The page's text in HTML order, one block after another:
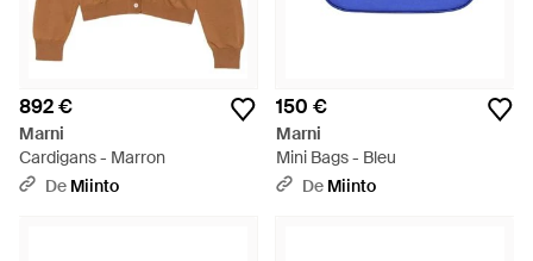
892 €
Marni
Cardigans - Marron
De Miinto
150 €
Marni
Mini Bags - Bleu
De Miinto